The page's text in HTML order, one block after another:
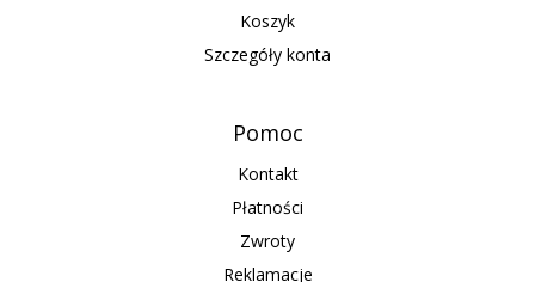
Koszyk
Szczegóły konta
Pomoc
Kontakt
Płatności
Zwroty
Reklamacje